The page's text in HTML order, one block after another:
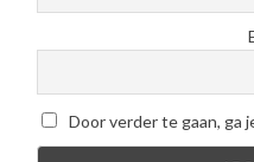
Door verder te gaan, ga